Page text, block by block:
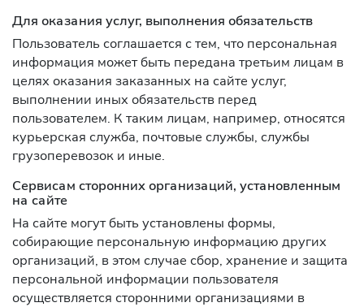
Для оказания услуг, выполнения обязательств
Пользователь соглашается с тем, что персональная
информация может быть передана третьим лицам в
целях оказания заказанных на сайте услуг,
выполнении иных обязательств перед
пользователем. К таким лицам, например, относятся
курьерская служба, почтовые службы, службы
грузоперевозок и иные.
Сервисам сторонних организаций, установленным
на сайте
На сайте могут быть установлены формы,
собирающие персональную информацию других
организаций, в этом случае сбор, хранение и защита
персональной информации пользователя
осуществляется сторонними организациями в